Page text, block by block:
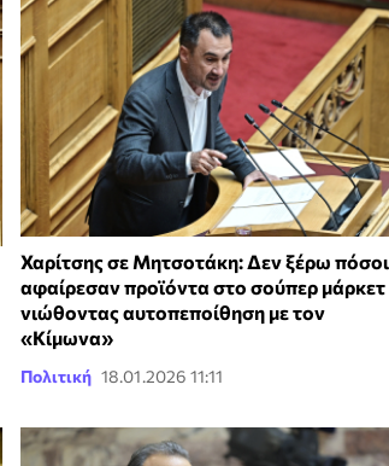
Χαρίτσης σε Μητσοτάκη: Δεν ξέρω πόσοι
αφαίρεσαν προϊόντα στο σούπερ μάρκετ
νιώθοντας αυτοπεποίθηση με τον
«Κίμωνα»
Πολιτική 18.01.2026 11:11